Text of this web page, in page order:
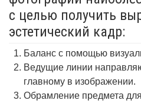
с целью получить
эстетический кадр:
Баланс с помощью
Ведущие линии
главному в изображении.
Обрамление предмета